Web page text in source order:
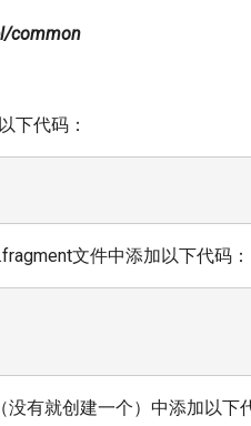
common
下代码：
文件中添加以下代码：
有就创建一个）中添加以下